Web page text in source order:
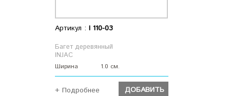
Артикул : I 110-03
Багет деревянный
INJAC
Ширина 1.0 см.
+ Подробнее ДОБАВИТЬ